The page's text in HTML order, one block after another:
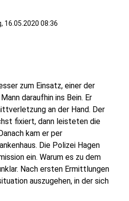
16.05.2020 08:36
zum Einsatz, einer der
daraufhin ins Bein. Er
an der Hand. Der
fixiert, dann leisteten die
kam er per
Die Polizei Hagen
ein. Warum es zu dem
Nach ersten Ermittlungen
auszugehen, in der sich